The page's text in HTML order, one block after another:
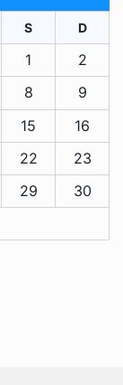
S D
1
2
8
9
15
16
22
23
29
30